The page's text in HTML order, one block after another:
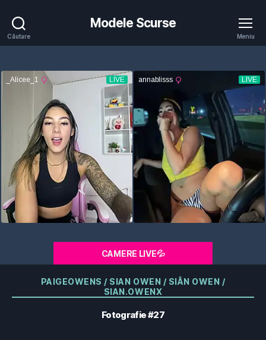
Căutare
Modele Scurse
Meniu
CAMERE LIVE💦
Categorii
PAIGEOWENS / SIAN OWEN / SIÂN OWEN /
SIAN.OWENX
Fotografie #27